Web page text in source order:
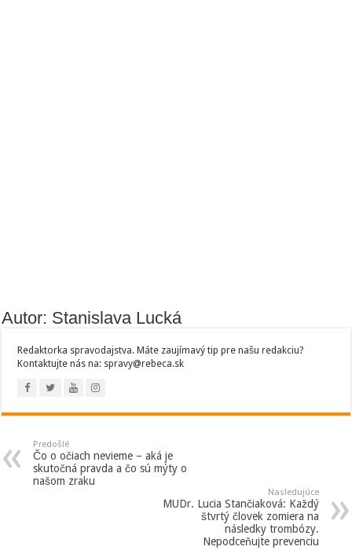
Autor: Stanislava Lucká
Redaktorka spravodajstva. Máte zaujímavý tip pre našu redakciu?
Kontaktujte nás na: spravy@rebeca.sk
Predošlé
Čo o očiach nevieme – aká je
skutočná pravda a čo sú mýty o
našom zraku
Nasledujúce
MUDr. Lucia Stančiaková: Každý
štvrtý človek zomiera na
následky trombózy.
Nepodceňujte prevenciu